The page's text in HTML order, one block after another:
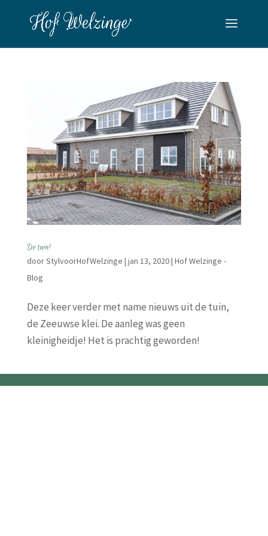
De tuin!
doorStylvoorHofWelzinge | jan 13, 2020| Hof Welzinge -
Blog
Deze keer verder met name nieuws uit de tuin,
de Zeeuwse klei. De aanleg was geen
kleinigheidje! Het is prachtig geworden!